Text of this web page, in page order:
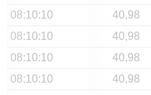
08:10:10
40,98
08:10:10
40,98
08:10:10
40,98
08:10:10
40,98